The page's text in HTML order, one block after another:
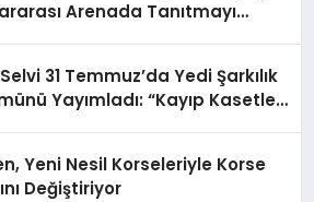
Arenada Tanıtmayı
31 Temmuz’da Yedi Şarkılık
Yayımladı: “Kayıp Kasetler
Yeni Nesil Korseleriyle Korse
Değiştiriyor